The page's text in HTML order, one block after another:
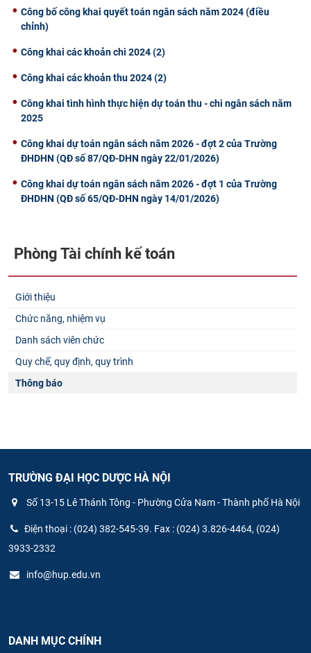
Công bố công khai quyết toán ngân sách năm 2024 (điều
chỉnh)
Công khai các khoản chi 2024 (2)
Công khai các khoản thu 2024 (2)
Công khai tình hình thực hiện dự toán thu - chi ngân sách năm
2025
Công khai dự toán ngân sách năm 2026 - đợt 2 của Trường
ĐHDHN (QĐ số 87/QĐ-DHN ngày 22/01/2026)
Công khai dự toán ngân sách năm 2026 - đợt 1 của Trường
ĐHDHN (QĐ số 65/QĐ-DHN ngày 14/01/2026)
Phòng Tài chính kế toán
Giới thiệu
Chức năng, nhiệm vụ
Danh sách viên chức
Quy chế, quy định, quy trình
Thông báo
TRƯỜNG ĐẠI HỌC DƯỢC HÀ NỘI
Số 13-15 Lê Thánh Tông - Phường Cửa Nam - Thành phố Hà Nội
Điện thoại : (024) 382-545-39. Fax : (024) 3.826-4464, (024)
3933-2332
info@hup.edu.vn
DANH MỤC CHÍNH